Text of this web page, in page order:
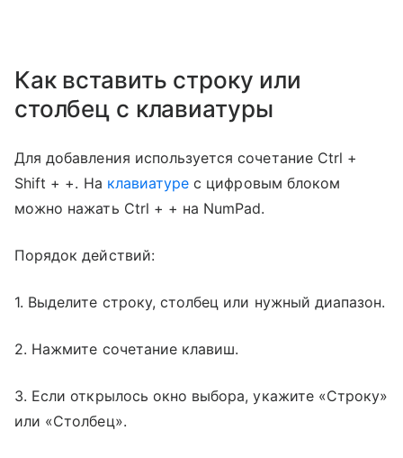
Как вставить строку или
столбец с клавиатуры
Для добавления используется сочетание Ctrl +
Shift + +. На клавиатуре с цифровым блоком
можно нажать Ctrl + + на NumPad.
Порядок действий:
1. Выделите строку, столбец или нужный диапазон.
2. Нажмите сочетание клавиш.
3. Если открылось окно выбора, укажите «Строку»
или «Столбец».